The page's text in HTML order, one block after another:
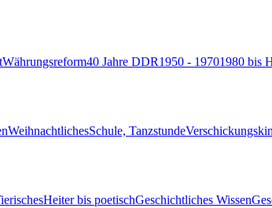
Währungsreform40 Jahre DDR1950 - 19701980 bis
WeihnachtlichesSchule, Tanzstunde
Heiter bis poetischGeschichtliches Wissen